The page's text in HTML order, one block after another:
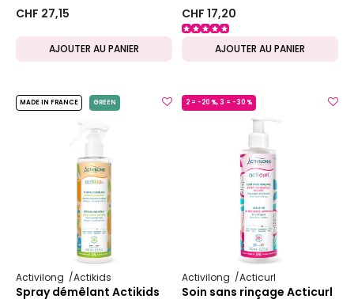
CHF 27,15
AJOUTER AU PANIER
CHF 17,20
AJOUTER AU PANIER
MADE IN FRANCE GREEN
Activilong Actikids
Spray démêlant Actikids
2 = -20 %, 3 = -30 %
Activilong Acticurl
Soin sans rinçage Acticurl